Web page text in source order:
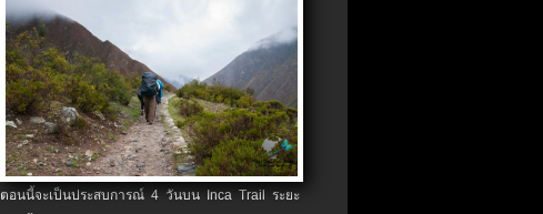
ตอนนี้จะเป็นประสบการณ์ 4 วันบน Inca Trail ระยะ